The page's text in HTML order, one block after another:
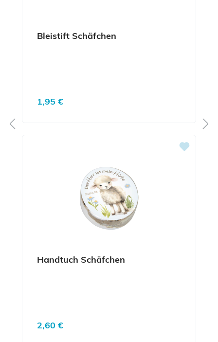
Bleistift Schäfchen
Regulärer Preis:
1,95 €
Handtuch Schäfchen
Regulärer Preis:
2,60 €